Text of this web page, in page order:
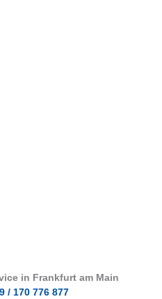
in Frankfurt am Main
/ 170 776 877